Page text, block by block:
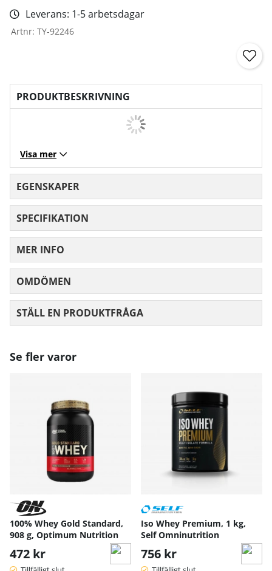
Leverans: 1-5 arbetsdagar
Artnr: TY-92246
PRODUKTBESKRIVNING
Visa mer
EGENSKAPER
SPECIFIKATION
MER INFO
OMDÖMEN
STÄLL EN PRODUKTFRÅGA
Se fler varor
100% Whey Gold Standard,
908 g, Optimum Nutrition
472 kr
Iso Whey Premium, 1 kg,
Self Omninutrition
756 kr